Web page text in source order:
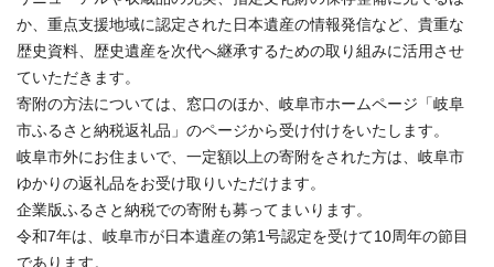
か、重点支援地域に認定された日本遺産の情報発信など、貴重な
歴史資料、歴史遺産を次代へ継承するための取り組みに活用させ
ていただきます。
寄附の方法については、窓口のほか、岐阜市ホームページ「岐阜
市ふるさと納税返礼品」のページから受け付けをいたします。
岐阜市外にお住まいで、一定額以上の寄附をされた方は、岐阜市
ゆかりの返礼品をお受け取りいただけます。
企業版ふるさと納税での寄附も募ってまいります。
令和7年は、岐阜市が日本遺産の第1号認定を受けて10周年の節目
であります。